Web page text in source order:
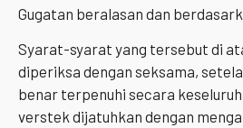
Gugatan beralasan dan
Syarat-syarat yang tersebut di
diperiksa dengan seksama,
benar terpenuhi secara
verstek dijatuhkan dengan